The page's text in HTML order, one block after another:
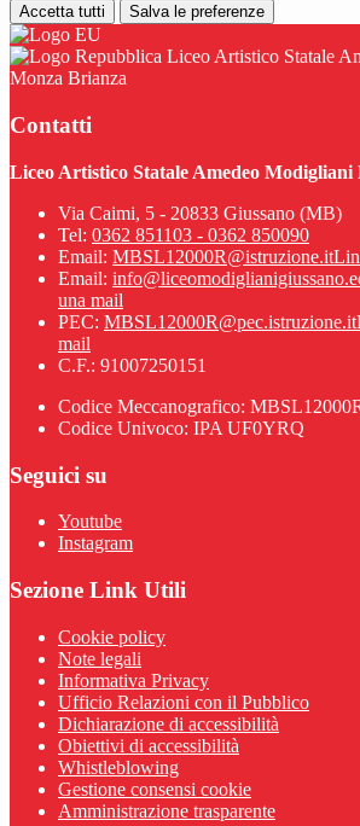
Accetta tutti Salva le preferenze
Liceo Artistico Statale
Monza Brianza
Contatti
Liceo Artistico Statale Amedeo Modigliani
Via Caimi, 5 - 20833 Giussano (MB)
Tel: 0362 851103 - 0362 850090
Email: MBSL12000R@istruzione.it
Email:
una mail
PEC: MBSL12000R@pec.istruzione.it
mail
C.F.: 91007250151
Codice Meccanografico:
Codice Univoco: IPA UF0YRQ
Seguici su
Youtube
Instagram
Sezione Link Utili
Cookie policy
Note legali
Informativa Privacy
Ufficio Relazioni con il Pubblico
Dichiarazione di accessibilità
Obiettivi di accessibilità
Whistleblowing
Gestione consensi cookie
Amministrazione trasparente